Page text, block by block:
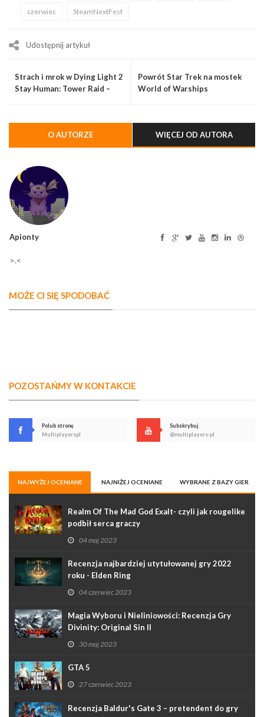
czerwiec SteamNextFest
Udostępnij artykuł
Strach i mrok w Dying Light 2
Stay Human: Tower Raid –
Powrót Star Trek na mostek
World of Warships
O AUTORZE WIĘCEJ OD AUTORA
Apionty
>.<
MOŻE CI SIĘ SPODOBAĆ
POZOSTAŃMY W KONTAKCIE
Polub stronę
Multiplayerspl
Subskrybuj
@multiplayers-pl
NAJWYŻEJ OCENIANE NAJNIŻEJ OCENIANE WYBRANE Z BAZY GIER
Realm Of The Mad God Exalt- czyli jak rougelike
podbił serca graczy
04 maj 2023
Recenzja najbardziej utytułowanej gry 2022
roku - Elden Ring
04 czerwiec 2023
Magia Wyboru i Nieliniowości: Recenzja Gry
Divinity: Original Sin II
30 maj 2023
GTA 5
27 czerwiec 2023
Recenzja Baldur's Gate 3 – pretendent do gry